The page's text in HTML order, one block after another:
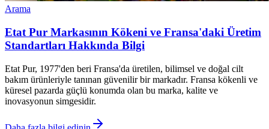
Arama
Etat Pur Markasının Kökeni ve Fransa'daki Üretim
Standartları Hakkında Bilgi
Etat Pur, 1977'den beri Fransa'da üretilen, bilimsel ve doğal cilt
bakım ürünleriyle tanınan güvenilir bir markadır. Fransa kökenli ve
küresel pazarda güçlü konumda olan bu marka, kalite ve
inovasyonun simgesidir.